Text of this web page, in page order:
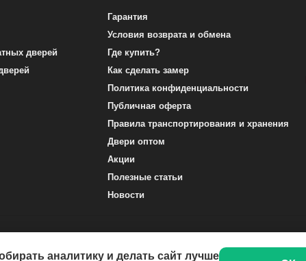
дверей
Гарантия
Условия возврата и обмена
Где купить?
Как сделать замер
Политика конфиденциальности
Публичная оферта
Правила транспортирования и хранения
Двери оптом
Акции
Полезные статьи
Новости
аналитику и делать сайт лучше